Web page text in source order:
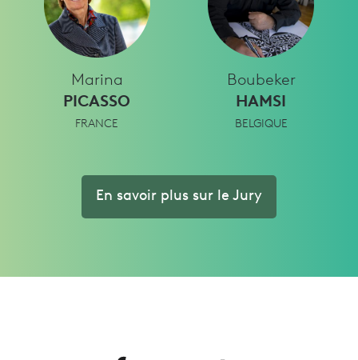
Marina
PICASSO
FRANCE
Boubeker
HAMSI
BELGIQUE
En savoir plus sur le Jury